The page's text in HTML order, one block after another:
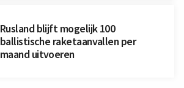
Rusland blijft mogelijk 100
ballistische raketaanvallen per
maand uitvoeren